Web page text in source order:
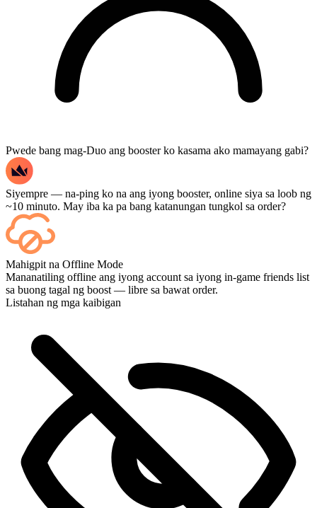
Pwede bang mag-Duo ang booster ko kasama ako mamayang gabi?
Siyempre — na-ping ko na ang iyong booster, online siya sa loob ng
~10 minuto. May iba ka pa bang katanungan tungkol sa order?
Oo — bawat laban ay lalabas sa iyong dashboard pagkatapos nito,
at kung gusto mong mapanood ang mismong mga laro, idagdag ang
Streaming sa checkout.
Mahigpit na Offline Mode
Mananatiling offline ang iyong account sa iyong in-game friends list
sa buong tagal ng boost — libre sa bawat order.
Listahan ng mga kaibigan